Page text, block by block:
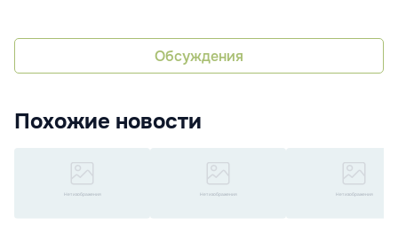
Обсуждения
Похожие новости